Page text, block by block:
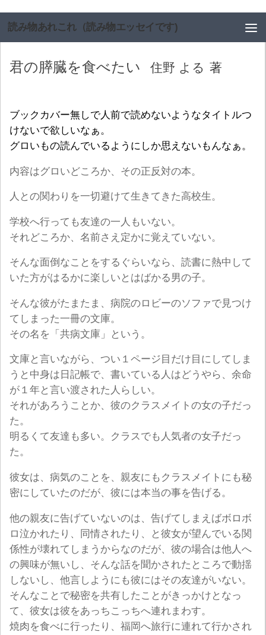
読み物あれこれ（読み物エッセイです)
君の膵臓を食べたい 住野 よる 著
ブックカバー無しで人前で読めないようなタイトルつ
けないで欲しいなぁ。
グロいもの読んでいるようにしか思えないもんなぁ。
内容はグロいどころか、その正反対の本。
人との関わりを一切避けて生きてきた高校生。
学校へ行っても友達の一人もいない。
それどころか、名前さえ定かに覚えていない。
そんな面倒なことをするぐらいなら、読書に熱中して
いた方がはるかに楽しいとはばかる男の子。
そんな彼がたまたま、病院のロビーのソファで見つけ
てしまった一冊の文庫。
その名を「共病文庫」という。
文庫と言いながら、つい１ページ目だけ目にしてしま
うと中身は日記帳で、書いている人はどうやら、余命
が１年と言い渡された人らしい。
それがあろうことか、彼のクラスメイトの女の子だっ
た。
明るくて友達も多い。クラスでも人気者の女子だっ
た。
彼女は、病気のことを、親友にもクラスメイトにも秘
密にしていたのだが、彼には本当の事を告げる。
他の親友に告げていないのは、告げてしまえばボロボ
ロ泣かれたり、同情されたり、と彼女が望んでいる関
係性が壊れてしまうからなのだが、彼の場合は他人へ
の興味が無いし、そんな話を聞かされたところで動揺
しないし、他言しようにも彼にはその友達がいない。
そんなことで秘密を共有したことがきっかけとなっ
て、彼女は彼をあっちこっちへ連れまわす。
焼肉を食べに行ったり、福岡へ旅行に連れて行かされ